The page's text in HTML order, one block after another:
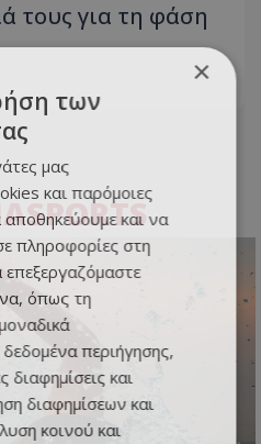
τους για τη φάση
×
των
μας
και παρόμοιες
αποθηκεύουμε και να
πληροφορίες στη
επεξεργαζόμαστε
όπως τη
περιήγησης,
διαφημίσεις και
διαφημίσεων και
κοινού και